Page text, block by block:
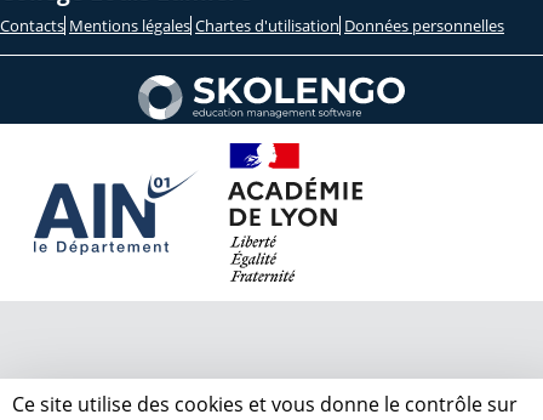
Contacts Mentions légales Chartes d'utilisation Données personnelles
Ce site utilise des cookies et vous donne le contrôle sur